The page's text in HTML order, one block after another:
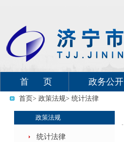
首 页 政务公开
首页> 政策法规> 统计法律
政策法规
统计法律